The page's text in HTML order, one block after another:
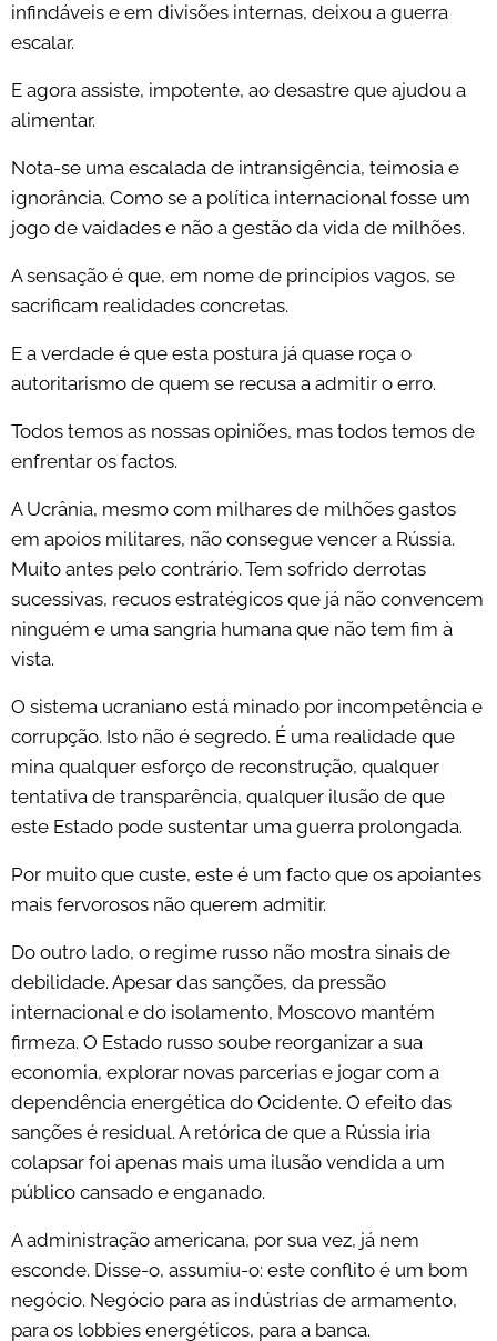
infindáveis e em divisões internas, deixou a guerra
escalar.
E agora assiste, impotente, ao desastre que ajudou a
alimentar.
Nota-se uma escalada de intransigência, teimosia e
ignorância. Como se a política internacional fosse um
jogo de vaidades e não a gestão da vida de milhões.
A sensação é que, em nome de princípios vagos, se
sacrificam realidades concretas.
E a verdade é que esta postura já quase roça o
autoritarismo de quem se recusa a admitir o erro.
Todos temos as nossas opiniões, mas todos temos de
enfrentar os factos.
A Ucrânia, mesmo com milhares de milhões gastos
em apoios militares, não consegue vencer a Rússia.
Muito antes pelo contrário. Tem sofrido derrotas
sucessivas, recuos estratégicos que já não convencem
ninguém e uma sangria humana que não tem fim à
vista.
O sistema ucraniano está minado por incompetência e
corrupção. Isto não é segredo. É uma realidade que
mina qualquer esforço de reconstrução, qualquer
tentativa de transparência, qualquer ilusão de que
este Estado pode sustentar uma guerra prolongada.
Por muito que custe, este é um facto que os apoiantes
mais fervorosos não querem admitir.
Do outro lado, o regime russo não mostra sinais de
debilidade. Apesar das sanções, da pressão
internacional e do isolamento, Moscovo mantém
firmeza. O Estado russo soube reorganizar a sua
economia, explorar novas parcerias e jogar com a
dependência energética do Ocidente. O efeito das
sanções é residual. A retórica de que a Rússia iria
colapsar foi apenas mais uma ilusão vendida a um
público cansado e enganado.
A administração americana, por sua vez, já nem
esconde. Disse-o, assumiu-o: este conflito é um bom
negócio. Negócio para as indústrias de armamento,
para os lobbies energéticos, para a banca.